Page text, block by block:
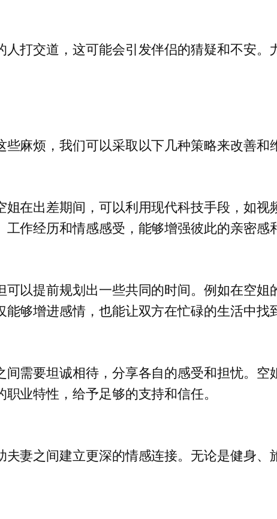
打交道，这可能会引发伴侣的猜疑和不安
麻烦，我们可以采取以下几种策略来改善和
在出差期间，可以利用现代科技手段，如
作经历和情感感受，能够增强彼此的亲密感
以提前规划出一些共同的时间。例如在空
够增进感情，也能让双方在忙碌的生活中找
需要坦诚相待，分享各自的感受和担忧。
业特性，给予足够的支持和信任。
妻之间建立更深的情感连接。无论是健身